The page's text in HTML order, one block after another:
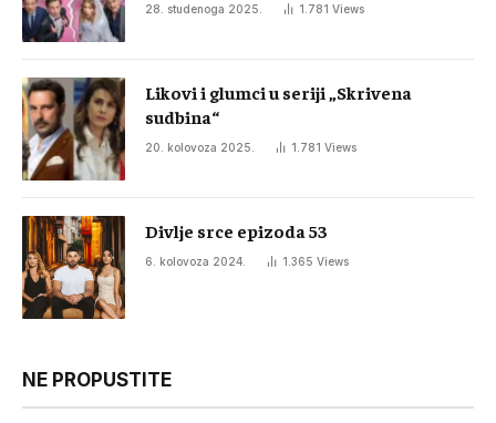
28. studenoga 2025. 1.781 Views
Likovi i glumci u seriji „Skrivena
sudbina“
20. kolovoza 2025. 1.781 Views
Divlje srce epizoda 53
6. kolovoza 2024. 1.365 Views
NE PROPUSTITE